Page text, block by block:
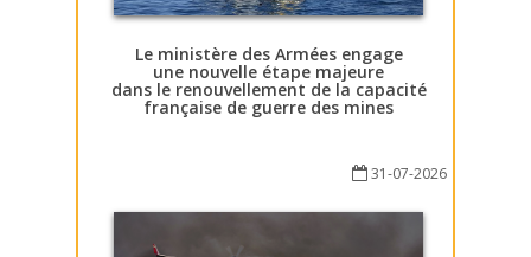
Le ministère des Armées engage
une nouvelle étape majeure
dans le renouvellement de la capacité
française de guerre des mines
31-07-2026